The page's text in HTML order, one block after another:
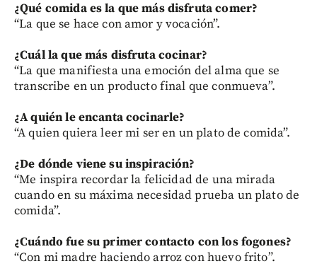
¿Qué comida es la que más disfruta comer?
“La que se hace con amor y vocación”.
¿Cuál la que más disfruta cocinar?
“La que manifiesta una emoción del alma que se
transcribe en un producto final que conmueva”.
¿A quién le encanta cocinarle?
“A quien quiera leer mi ser en un plato de comida”.
¿De dónde viene su inspiración?
“Me inspira recordar la felicidad de una mirada
cuando en su máxima necesidad prueba un plato de
comida”.
¿Cuándo fue su primer contacto con los fogones?
“Con mi madre haciendo arroz con huevo frito”.